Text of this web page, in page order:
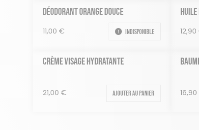
DÉODORANT ORANGE DOUCE
11,00 € Indisponible
HUILE
12,90
CRÈME VISAGE HYDRATANTE
21,00 € Ajouter au panier 16,90